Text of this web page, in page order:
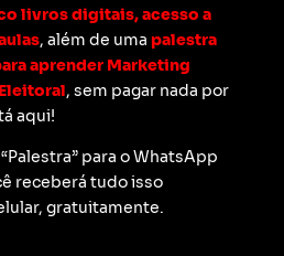
livros digitais, acesso a
, além de uma palestra
aprender Marketing
, sem pagar nada por
aqui!
para o WhatsApp
receberá tudo isso
gratuitamente.